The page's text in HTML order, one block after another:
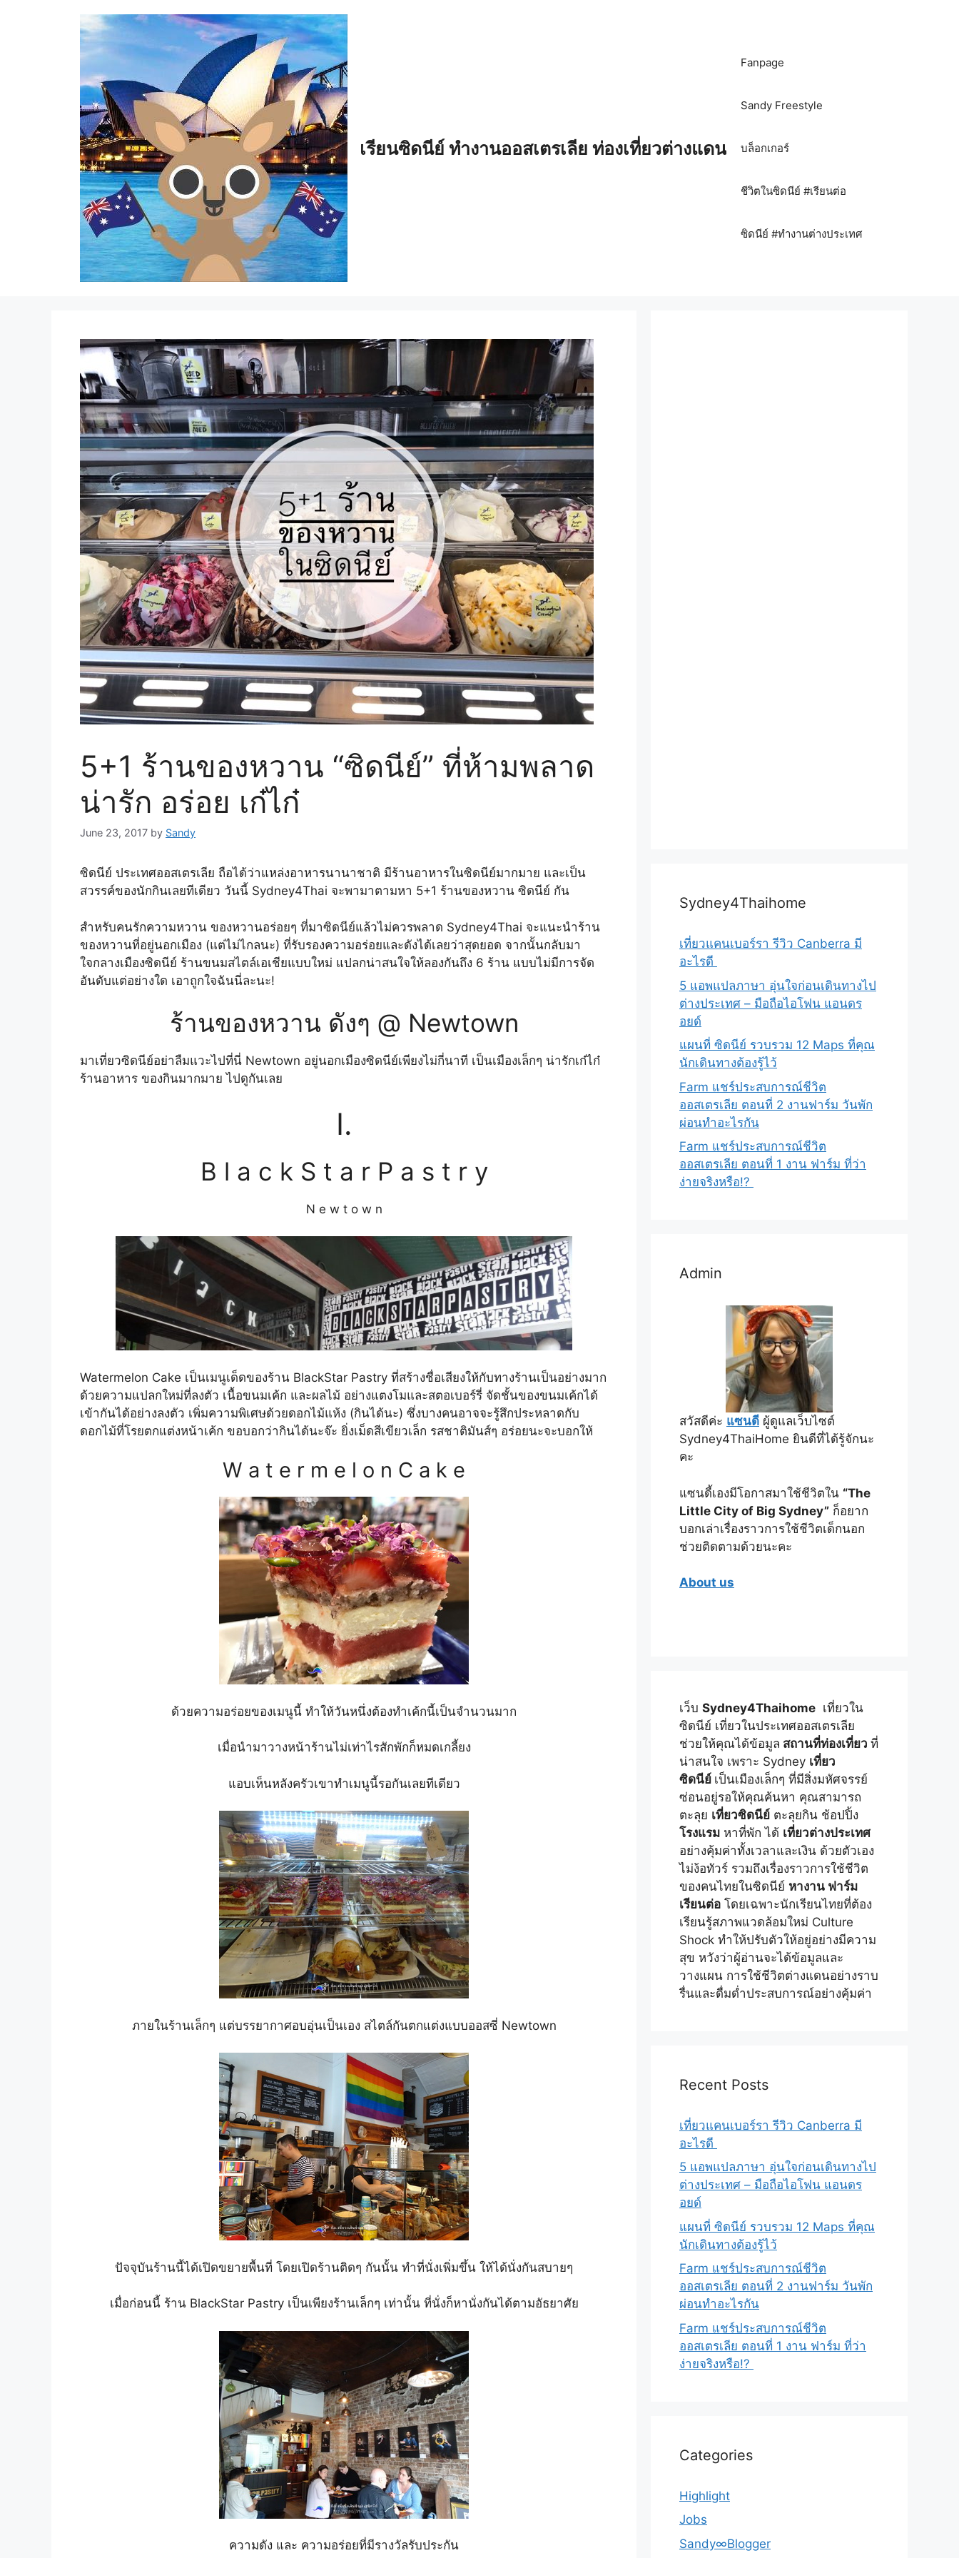
เรียนซิดนีย์ ทำงานออสเตรเลีย ท่องเที่ยวต่างแดน
Fanpage
Sandy Freestyle
บล็อกเกอร์
ชีวิตในซิดนีย์ #เรียนต่อ
ซิดนีย์ #ทำงานต่างประเทศ
5+1 ร้านของหวาน “ซิดนีย์” ที่ห้ามพลาด
น่ารัก อร่อย เก๋ไก๋
June 23, 2017 by Sandy
ซิดนีย์ ประเทศออสเตรเลีย ถือได้ว่าแหล่งอาหารนานาชาติ มีร้านอาหารในซิดนีย์มากมาย และเป็น
สวรรค์ของนักกินเลยทีเดียว วันนี้ Sydney4Thai จะพามาตามหา 5+1 ร้านของหวาน ซิดนีย์ กัน
สำหรับคนรักความหวาน ของหวานอร่อยๆ ที่มาซิดนีย์แล้วไม่ควรพลาด Sydney4Thai จะแนะนำร้าน
ของหวานที่อยู่นอกเมือง (แต่ไม่ไกลนะ) ที่รับรองความอร่อยและดังได้เลยว่าสุดยอด จากนั้นกลับมา
ใจกลางเมืองซิดนีย์ ร้านขนมสไตล์เอเชียแบบใหม่ แปลกน่าสนใจให้ลองกันถึง 6 ร้าน แบบไม่มีการจัด
อันดับแต่อย่างใด เอาถูกใจฉันนี่ละนะ!
ร้านของหวาน ดังๆ @ Newtown
มาเที่ยวซิดนีย์อย่าลืมแวะไปที่นี่ Newtown อยู่นอกเมืองซิดนีย์เพียงไม่กี่นาที เป็นเมืองเล็กๆ น่ารักเก๋ไก๋
ร้านอาหาร ของกินมากมาย ไปดูกันเลย
I.
B l a c k S t a r P a s t r y
N e w t o w n
Watermelon Cake เป็นเมนูเด็ดของร้าน BlackStar Pastry ที่สร้างชื่อเสียงให้กับทางร้านเป็นอย่างมาก
ด้วยความแปลกใหม่ที่ลงตัว เนื้อขนมเค้ก และผลไม้ อย่างแตงโมและสตอเบอร์รี่ จัดชั้นของขนมเค้กได้
เข้ากันได้อย่างลงตัว เพิ่มความพิเศษด้วยดอกไม้แห้ง (กินได้นะ) ซึ่งบางคนอาจจะรู้สึกประหลาดกับ
ดอกไม้ที่โรยตกแต่งหน้าเค้ก ขอบอกว่ากินได้นะจ๊ะ ยิ่งเม็ดสีเขียวเล็ก รสชาติมันส์ๆ อร่อยนะจะบอกให้
W a t e r m e l o n C a k e
ด้วยความอร่อยของเมนูนี้ ทำให้วันหนึ่งต้องทำเค้กนี้เป็นจำนวนมาก
เมื่อนำมาวางหน้าร้านไม่เท่าไรสักพักก็หมดเกลี้ยง
แอบเห็นหลังครัวเขาทำเมนูนี้รอกันเลยทีเดียว
ภายในร้านเล็กๆ แต่บรรยากาศอบอุ่นเป็นเอง สไตล์กันตกแต่งแบบออสซี่ Newtown
ปัจจุบันร้านนี้ได้เปิดขยายพื้นที่ โดยเปิดร้านติดๆ กันนั้น ทำที่นั่งเพิ่มขึ้น ให้ได้นั่งกันสบายๆ
เมื่อก่อนนี้ ร้าน BlackStar Pastry เป็นเพียงร้านเล็กๆ เท่านั้น ที่นั่งก็หานั่งกันได้ตามอัธยาศัย
ความดัง และ ความอร่อยที่มีรางวัลรับประกัน
Sydney4Thaihome
เที่ยวแคนเบอร์รา รีวิว Canberra มี
อะไรดี
5 แอพแปลภาษา อุ่นใจก่อนเดินทางไป
ต่างประเทศ – มือถือไอโฟน แอนดร
อยด์
แผนที่ ซิดนีย์ รวบรวม 12 Maps ที่คุณ
นักเดินทางต้องรู้ไว้
Farm แชร์ประสบการณ์ชีวิต
ออสเตรเลีย ตอนที่ 2 งานฟาร์ม วันพัก
ผ่อนทำอะไรกัน
Farm แชร์ประสบการณ์ชีวิต
ออสเตรเลีย ตอนที่ 1 งาน ฟาร์ม ที่ว่า
ง่ายจริงหรือ!?
Admin
สวัสดีค่ะ แซนดี ผู้ดูแลเว็บไซต์
Sydney4ThaiHome ยินดีที่ได้รู้จักนะ
คะ
แซนดี้เองมีโอกาสมาใช้ชีวิตใน “The
Little City of Big Sydney” ก็อยาก
บอกเล่าเรื่องราวการใช้ชีวิตเด็กนอก
ช่วยติดตามด้วยนะคะ
About us
เว็บ Sydney4Thaihome เที่ยวใน
ซิดนีย์ เที่ยวในประเทศออสเตรเลีย
ช่วยให้คุณได้ข้อมูล สถานที่ท่องเที่ยว ที่
น่าสนใจ เพราะ Sydney เที่ยว
ซิดนีย์ เป็นเมืองเล็กๆ ที่มีสิ่งมหัศจรรย์
ซ่อนอยู่รอให้คุณค้นหา คุณสามารถ
ตะลุย เที่ยวซิดนีย์ ตะลุยกิน ช้อปปิ้ง
โรงแรม หาที่พัก ได้ เที่ยวต่างประเทศ
อย่างคุ้มค่าทั้งเวลาและเงิน ด้วยตัวเอง
ไม่ง้อทัวร์ รวมถึงเรื่องราวการใช้ชีวิต
ของคนไทยในซิดนีย์ หางาน ฟาร์ม
เรียนต่อ โดยเฉพาะนักเรียนไทยที่ต้อง
เรียนรู้สภาพแวดล้อมใหม่ Culture
Shock ทำให้ปรับตัวให้อยู่อย่างมีความ
สุข หวังว่าผู้อ่านจะได้ข้อมูลและ
วางแผน การใช้ชีวิตต่างแดนอย่างราบ
รื่นและดื่มด่ำประสบการณ์อย่างคุ้มค่า
Recent Posts
เที่ยวแคนเบอร์รา รีวิว Canberra มี
อะไรดี
5 แอพแปลภาษา อุ่นใจก่อนเดินทางไป
ต่างประเทศ – มือถือไอโฟน แอนดร
อยด์
แผนที่ ซิดนีย์ รวบรวม 12 Maps ที่คุณ
นักเดินทางต้องรู้ไว้
Farm แชร์ประสบการณ์ชีวิต
ออสเตรเลีย ตอนที่ 2 งานฟาร์ม วันพัก
ผ่อนทำอะไรกัน
Farm แชร์ประสบการณ์ชีวิต
ออสเตรเลีย ตอนที่ 1 งาน ฟาร์ม ที่ว่า
ง่ายจริงหรือ!?
Categories
Highlight
Jobs
Sandy∞Blogger